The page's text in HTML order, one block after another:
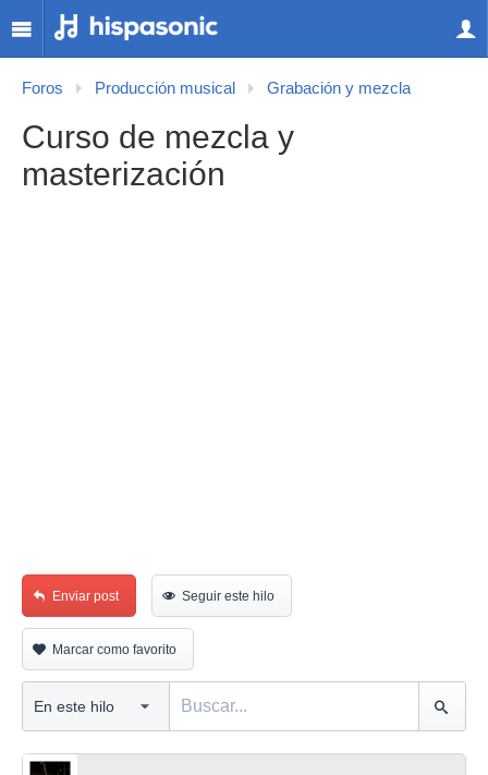
Foros Producción musical Grabación y mezcla
Curso de mezcla y
masterización
Enviar post Seguir este hilo
Marcar como favorito